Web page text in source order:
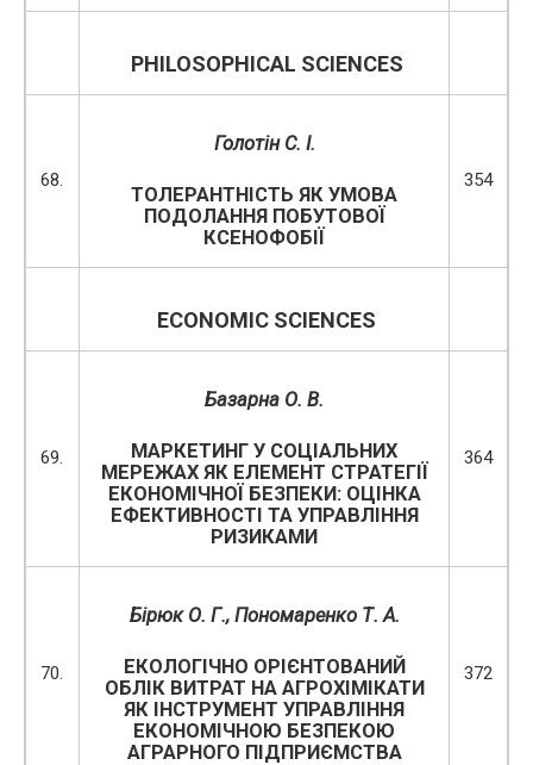
PHILOSOPHICAL SCIENCES
68.
Голотін С. І.
ТОЛЕРАНТНІСТЬ ЯК УМОВА
ПОДОЛАННЯ ПОБУТОВОЇ
КСЕНОФОБІЇ
354
ECONOMIC SCIENCES
69.
Базарна О. В.
МАРКЕТИНГ У СОЦІАЛЬНИХ
МЕРЕЖАХ ЯК ЕЛЕМЕНТ СТРАТЕГІЇ
ЕКОНОМІЧНОЇ БЕЗПЕКИ: ОЦІНКА
ЕФЕКТИВНОСТІ ТА УПРАВЛІННЯ
РИЗИКАМИ
364
70.
Бірюк О. Г., Пономаренко Т. А.
ЕКОЛОГІЧНО ОРІЄНТОВАНИЙ
ОБЛІК ВИТРАТ НА АГРОХІМІКАТИ
ЯК ІНСТРУМЕНТ УПРАВЛІННЯ
ЕКОНОМІЧНОЮ БЕЗПЕКОЮ
АГРАРНОГО ПІДПРИЄМСТВА
372